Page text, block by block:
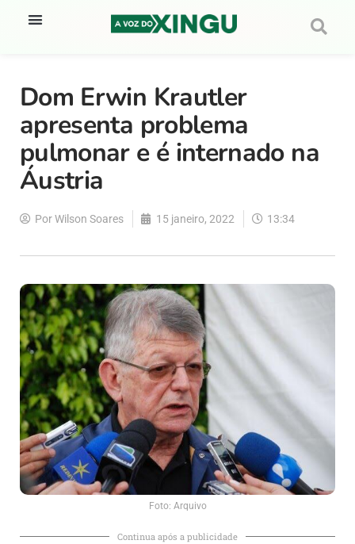
Dom Erwin Krautler
apresenta problema
pulmonar e é internado na
Áustria
PorWilson Soares 15 janeiro, 2022 13:34
Foto: Arquivo
Continua após a publicidade